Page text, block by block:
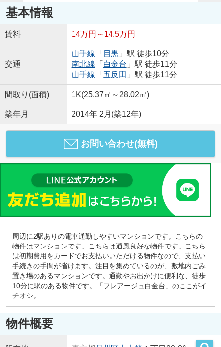
基本情報
賃料 14万円～14.5万円
交通
山手線 「 目黒」駅 徒歩10分
南北線 「 白金台 」駅 徒歩11分
山手線 「 五反田 」駅 徒歩11分
間取り(面積) 1K(25.37㎡～28.02㎡)
築年月 2014年 2月(築12年)
お問い合わせ(無料)
周辺に2駅ありの電車通勤しやすいマンションです。こちらの
物件はマンションです。こちらは通風良好な物件です。こちら
は初期費用をカードでお支払いいただける物件なので、支払い
手続きの手間が省けます。注目を集めているのが、敷地内ごみ
置き場のあるマンションです。通勤やお出かけに便利な、徒歩
10分に駅のある物件です。「フレアージュ白金台」のここがイ
チオシ。
物件概要